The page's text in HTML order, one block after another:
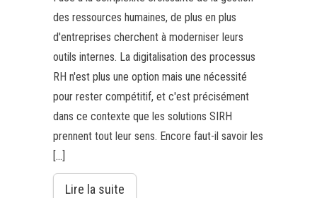
des ressources humaines, de plus en plus
d'entreprises cherchent à moderniser leurs
outils internes. La digitalisation des processus
RH n'est plus une option mais une nécessité
pour rester compétitif, et c'est précisément
dans ce contexte que les solutions SIRH
prennent tout leur sens. Encore faut-il savoir les
[…]
Lire la suite